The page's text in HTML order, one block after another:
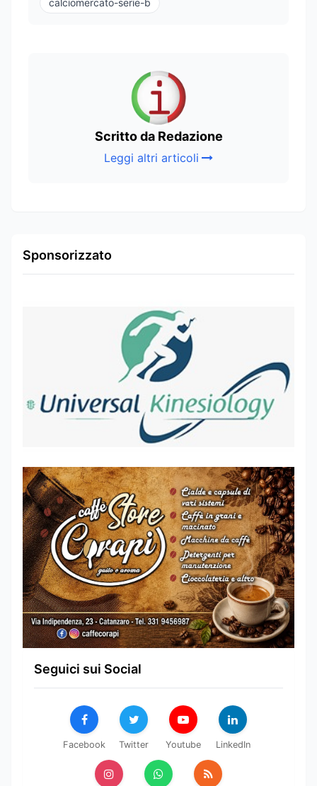
Scritto da Redazione
Leggi altri articoli
Sponsorizzato
Seguici sui Social
Facebook Twitter Youtube LinkedIn